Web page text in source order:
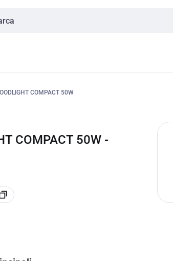
COMPACT 50W
COMPACT 50W -